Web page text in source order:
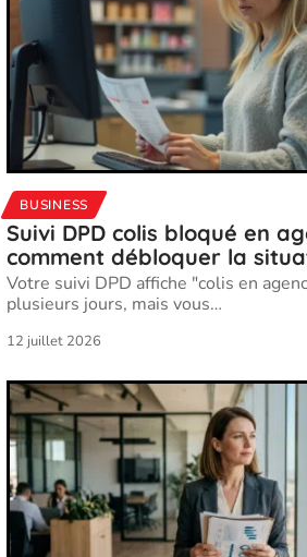
BUSINESS
Suivi DPD colis bloqué en
comment débloquer la
Votre suivi DPD affiche "colis en
plusieurs jours, mais vous…
12 juillet 2026